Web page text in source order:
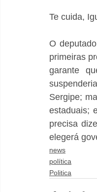
Te cuida,
O
primeiras
garante
Sergipe;
estaduais;
precisa
elegerá
news
política
Politica